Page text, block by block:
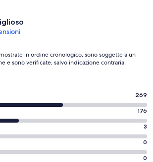
in ordine cronologico, sono soggette a un
e sono verificate, salvo indicazione contraria.
269
176
3
0
0